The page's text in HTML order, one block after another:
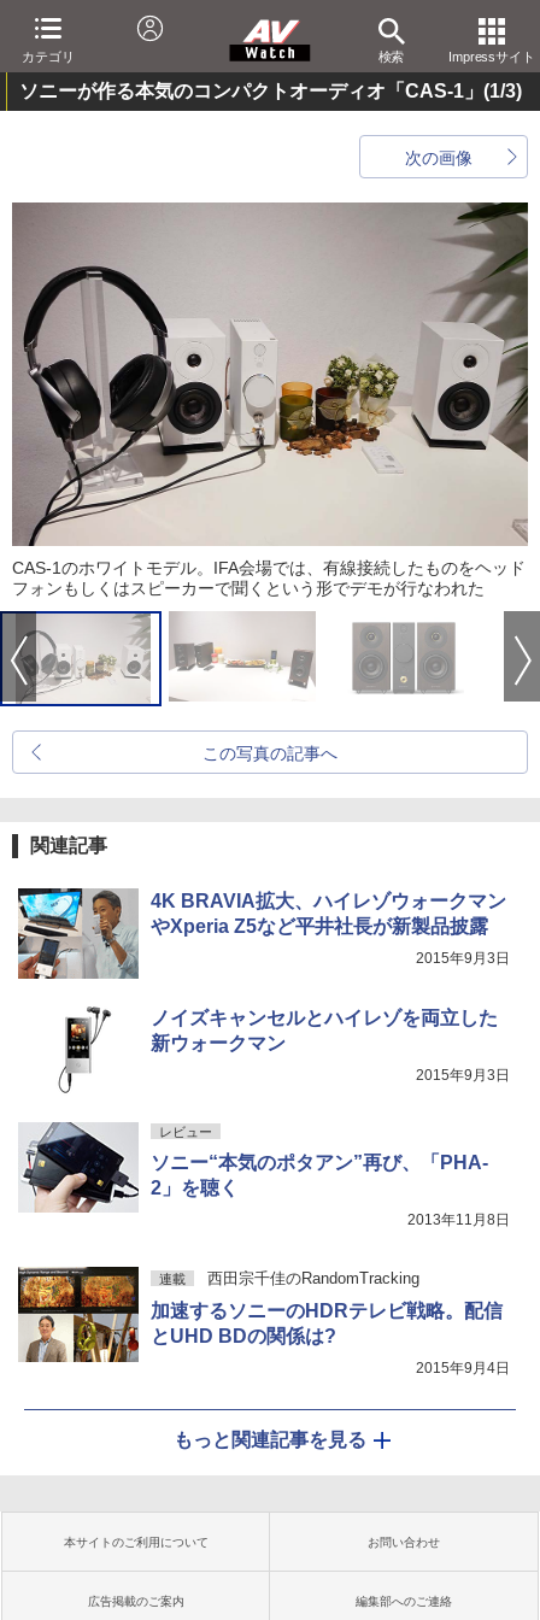
カテゴリ 検索 Impressサイト
ソニーが作る本気のコンパクトオーディオ「CAS-1」 (1/3)
次の画像
CAS-1のホワイトモデル。IFA会場では、有線接続したものをヘッド
フォンもしくはスピーカーで聞くという形でデモが行なわれた
この写真の記事へ
関連記事
4K BRAVIA拡大、ハイレゾウォークマン
やXperia Z5など平井社長が新製品披露
2015年9月3日
ノイズキャンセルとハイレゾを両立した
新ウォークマン
2015年9月3日
レビュー
ソニー“本気のポタアン”再び、「PHA-
2」を聴く
2013年11月8日
連載 西田宗千佳のRandomTracking
加速するソニーのHDRテレビ戦略。配信
とUHD BDの関係は?
2015年9月4日
もっと関連記事を見る
本サイトのご利用について お問い合わせ
広告掲載のご案内 編集部へのご連絡